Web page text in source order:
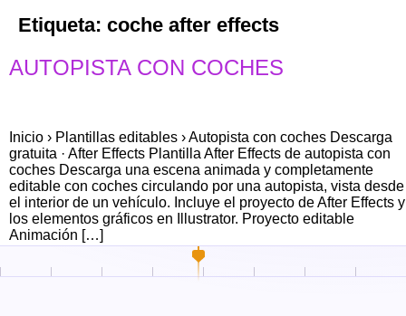
Etiqueta: coche after effects
AUTOPISTA CON COCHES
Inicio › Plantillas editables › Autopista con coches Descarga
gratuita · After Effects Plantilla After Effects de autopista con
coches Descarga una escena animada y completamente
editable con coches circulando por una autopista, vista desde
el interior de un vehículo. Incluye el proyecto de After Effects y
los elementos gráficos en Illustrator. Proyecto editable
Animación […]